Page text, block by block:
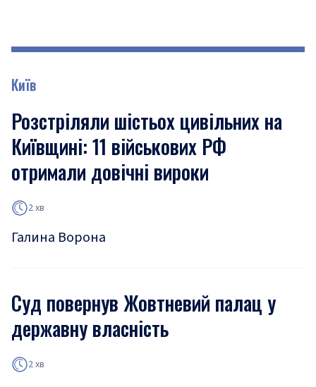
Київ
Розстріляли шістьох цивільних на
Київщині: 11 військових РФ
отримали довічні вироки
2 хв
Галина Ворона
Суд повернув Жовтневий палац у
державну власність
2 хв